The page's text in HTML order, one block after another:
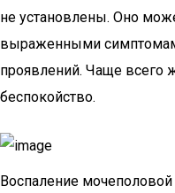
не установлены. Оно
выраженными
проявлений. Чаще всего
беспокойство.
Воспаление